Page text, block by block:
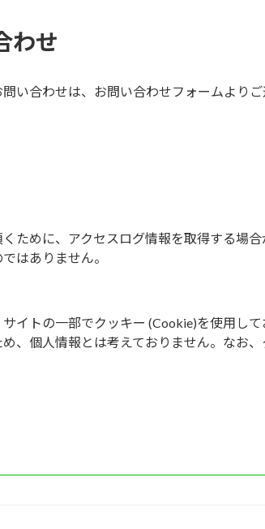
わせ
い合わせは、お問い合わせフォームよりご
ために、アクセスログ情報を取得する場
はありません。
イトの一部でクッキー (Cookie)を使用し
、個人情報とは考えておりません。なお